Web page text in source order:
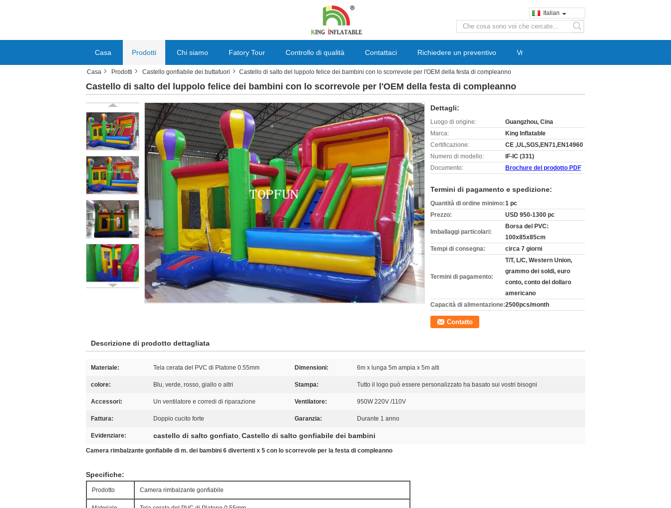
Italian
search
Casa Prodotti Chi siamo Fatory Tour Controllo di qualità Contattaci Richiedere un preventivo Vr
Casa Prodotti Castello gonfiabile dei buttafuori Castello di salto del luppolo felice dei bambini con lo scorrevole per l'OEM della festa di compleanno
Castello di salto del luppolo felice dei bambini con lo scorrevole per l'OEM della festa di compleanno
Dettagli:
Luogo di origine:
Guangzhou, Cina
Marca:
King Inflatable
Certificazione:
CE ,UL,SGS,EN71,EN14960
Numero di modello:
IF-IC (331)
Documento:
Brochure del prodotto PDF
Termini di pagamento e spedizione:
Quantità di ordine minimo:1 pc
Prezzo:
USD 950-1300 pc
Imballaggi particolari:
Borsa del PVC:
100x85x85cm
Tempi di consegna:
circa 7 giorni
Termini di pagamento:
T/T, L/C, Western Union,
grammo dei soldi, euro
conto, conto del dollaro
americano
Capacità di alimentazione:2500pcs/month
Contatto
Descrizione di prodotto dettagliata
Materiale: Tela cerata del PVC di Platone 0.55mm Dimensioni: 6m x lunga 5m ampia x 5m alti
colore: Blu, verde, rosso, giallo o altri Stampa: Tutto il logo può essere personalizzato ha basato sui vostri bisogni
Accessori: Un ventilatore e corredi di riparazione Ventilatore: 950W 220V /110V
Fattura: Doppio cucito forte Garanzia: Durante 1 anno
Evidenziare: castello di salto gonfiato, Castello di salto gonfiabile dei bambini
Camera rimbalzante gonfiabile di m. dei bambini 6 divertenti x 5 con lo scorrevole per la festa di compleanno
Specifiche:
Prodotto Camera rimbalzante gonfiabile